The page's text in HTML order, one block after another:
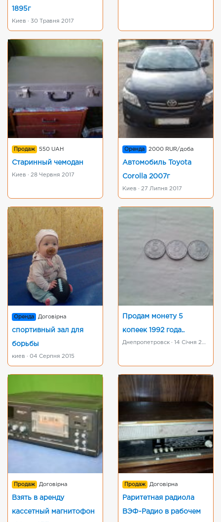
1895г
Киев · 30 Травня 2017
Продаж 550 UAH
Старинный чемодан
Киев · 28 Червня 2017
Оренда 2000 RUR/доба
Автомобиль Toyota
Corolla 2007г
Киев · 27 Липня 2017
Оренда Договірна
спортивный зал для
борьбы
киев · 04 Серпня 2015
Продам монету 5
копеек 1992 года..
Днепропетровск · 14 Січня 2019
Продаж Договірна
Взять в аренду
кассетный магнитофон
Продаж Договірна
Раритетная радиола
ВЭФ-Радио в рабочем